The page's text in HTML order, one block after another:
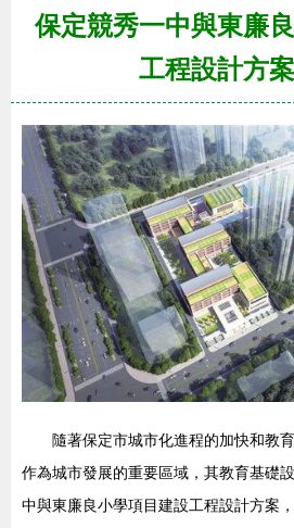
保定競秀一中與東廉
工程設計方
隨著保定市城市化進程的加快和教
作為城市發展的重要區域，其教育基礎
中與東廉良小學項目建設工程設計方案